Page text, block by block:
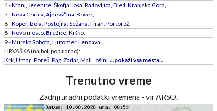
4 -Kranj, Jesenice, Škofja Loka, Radovljica, Bled, Kranjska Gora,
5 -Nova Gorica, Ajdovščina, Bovec,
6 -Koper, Izola, Postojna, Sežana, Piran, Portorož,
8 -Novo mesto, Brežice, Krško,
9 -Murska Sobota, Ljutomer, Lendava,
HRVAŠKA (najbolj popularno):
Krk, Umag, Poreč, Pag, Zadar, Mali Lošinj, ...pokaži vsa mesta...
Trenutno vreme
Zadnji uradni podatki vremena - vir ARSO.